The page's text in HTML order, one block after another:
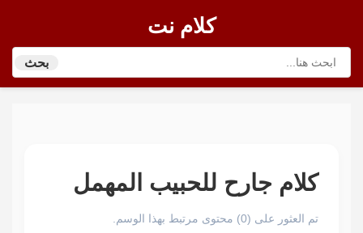
كلام نت
بحث
كلام جارح للحبيب المهمل
تم العثور على (0) محتوى مرتبط بهذا الوسم.